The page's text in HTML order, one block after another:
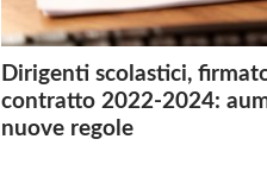
Dirigenti scolastici,
contratto 2022-2024:
nuove regole